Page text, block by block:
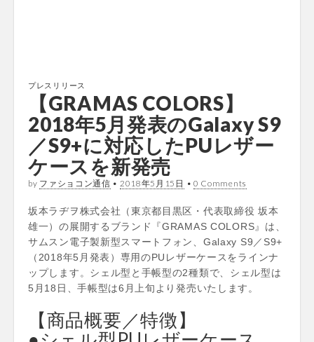
プレスリリース
【GRAMAS COLORS】
2018年5月発表のGalaxy S9
／S9+に対応したPUレザー
ケースを新発売
by ファショコン通信 • 2018年5月15日 • 0 Comments
坂本ラヂヲ株式会社（東京都目黒区・代表取締役 坂本
雄一）の展開するブランド『GRAMAS COLORS』は、
サムスン電子製新型スマートフォン、Galaxy S9／S9+
（2018年5月発表）専用のPUレザーケースをラインナ
ップします。シェル型と手帳型の2種類で、シェル型は
5月18日、手帳型は6月上旬より発売いたします。
【商品概要／特徴】